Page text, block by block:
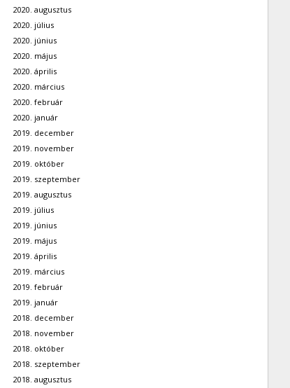
2020. augusztus
2020. július
2020. június
2020. május
2020. április
2020. március
2020. február
2020. január
2019. december
2019. november
2019. október
2019. szeptember
2019. augusztus
2019. július
2019. június
2019. május
2019. április
2019. március
2019. február
2019. január
2018. december
2018. november
2018. október
2018. szeptember
2018. augusztus